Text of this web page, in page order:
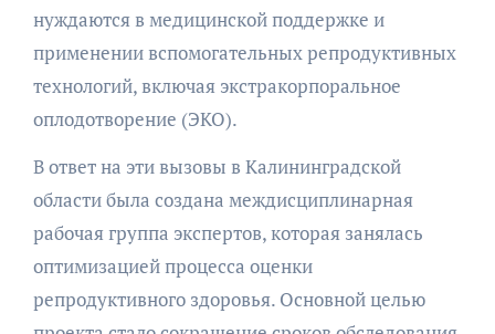
нуждаются в медицинской поддержке и
применении вспомогательных репродуктивных
технологий, включая экстракорпоральное
оплодотворение (ЭКО).
В ответ на эти вызовы в Калининградской
области была создана междисциплинарная
рабочая группа экспертов, которая занялась
оптимизацией процесса оценки
репродуктивного здоровья. Основной целью